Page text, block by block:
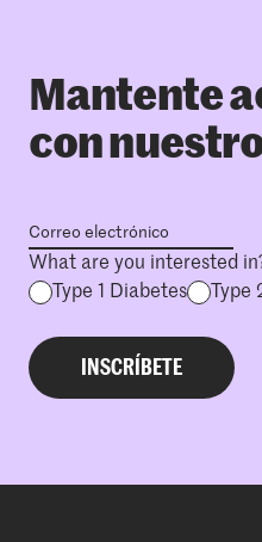
Mantente
con
What are you interested
Type 1 Diabetes